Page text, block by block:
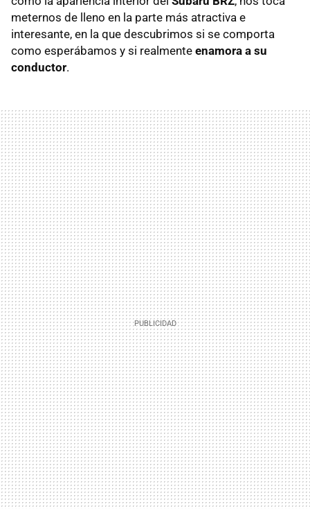
meternos de lleno en la parte más atractiva e
interesante, en la que descubrimos si se comporta
como esperábamos y si realmente enamora a su
conductor.